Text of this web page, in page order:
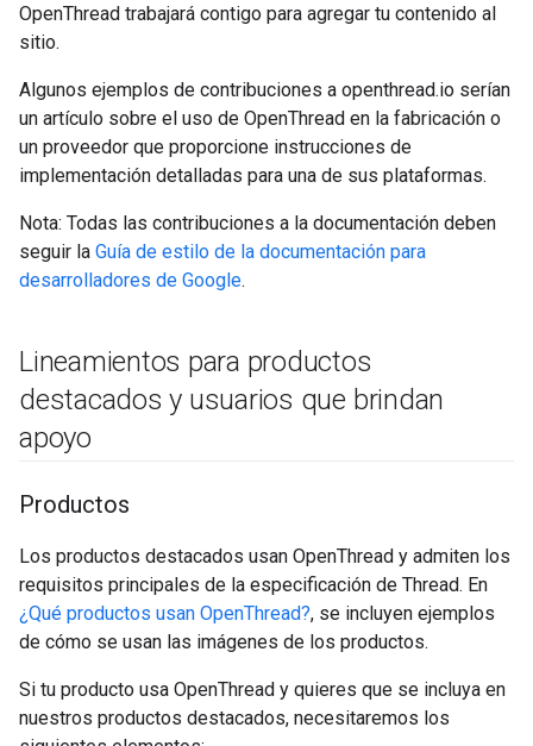
OpenThread trabajará contigo para agregar tu contenido al
sitio.
Algunos ejemplos de contribuciones a openthread.io serían
un artículo sobre el uso de OpenThread en la fabricación o
un proveedor que proporcione instrucciones de
implementación detalladas para una de sus plataformas.
Nota: Todas las contribuciones a la documentación deben
seguir la Guía de estilo de la documentación para
desarrolladores de Google.
Lineamientos para productos
destacados y usuarios que brindan
apoyo
Productos
Los productos destacados usan OpenThread y admiten los
requisitos principales de la especificación de Thread. En
¿Qué productos usan OpenThread?, se incluyen ejemplos
de cómo se usan las imágenes de los productos.
Si tu producto usa OpenThread y quieres que se incluya en
nuestros productos destacados, necesitaremos los